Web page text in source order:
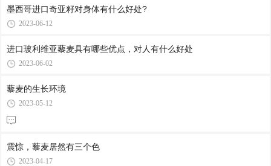
墨西哥进口奇亚籽对身体有什么好处?
2023-06-12
进口玻利维亚藜麦具有哪些优点，对人有什么好处
2023-06-02
藜麦的生长环境
2023-05-12
震惊，藜麦居然有三个色
2023-04-17